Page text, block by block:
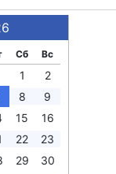
Сб Вс
1
2
8
9
15
16
22
23
29
30